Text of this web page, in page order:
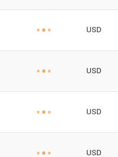
USD
USD
USD
USD